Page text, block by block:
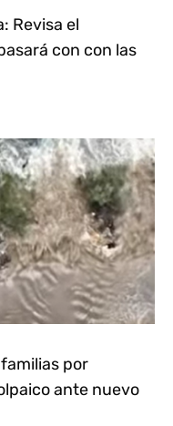
Revisa el
con con las
por
ante nuevo